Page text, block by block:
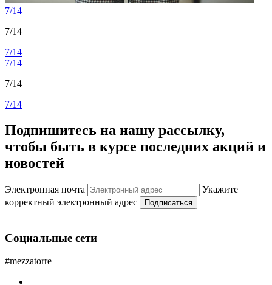
7/14
7/14
7/14
7/14
7/14
7/14
Подпишитесь на нашу рассылку,
чтобы быть в курсе последних акций и
новостей
Электронная почта
Укажите
корректный электронный адрес
Подписаться
Социальные сети
#mezzatorre